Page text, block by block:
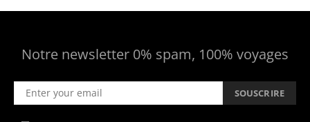
Notre newsletter 0% spam, 100% voyages
SOUSCRIRE